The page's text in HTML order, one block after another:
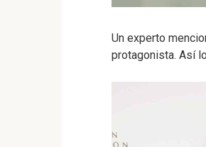
Un experto
protagonista. Así